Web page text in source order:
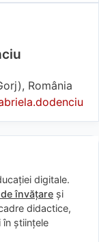
România
digitale.
învățare și
didactice,
în științele